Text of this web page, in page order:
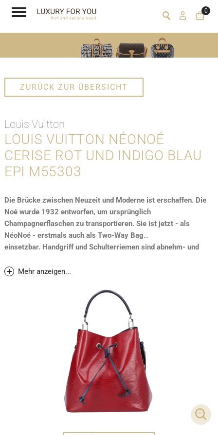
0
ZURÜCK ZUR ÜBERSICHT
Louis Vuitton
LOUIS VUITTON NÉONOÉ
CERISE ROT UND INDIGO BLAU
EPI M55303
Die Brücke zwischen Neuzeit und Moderne ist erschaffen. Die
Noé wurde 1932 entworfen, um ursprünglich
Champagnerflaschen zu transportieren. Sie ist jetzt - als
NéoNoé - erstmals auch als Two-Way Bag
einsetzbar. Handgriff und Schulterriemen sind abnehm- und
und ist die perfekte City Tasche für die Frau von Heute.
Mehr anzeigen...